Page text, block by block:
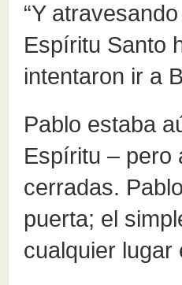
“Y
Espíritu Santo
intentaron ir a
Pablo estaba
Espíritu – pero
cerradas.
puerta; el
cualquier lugar